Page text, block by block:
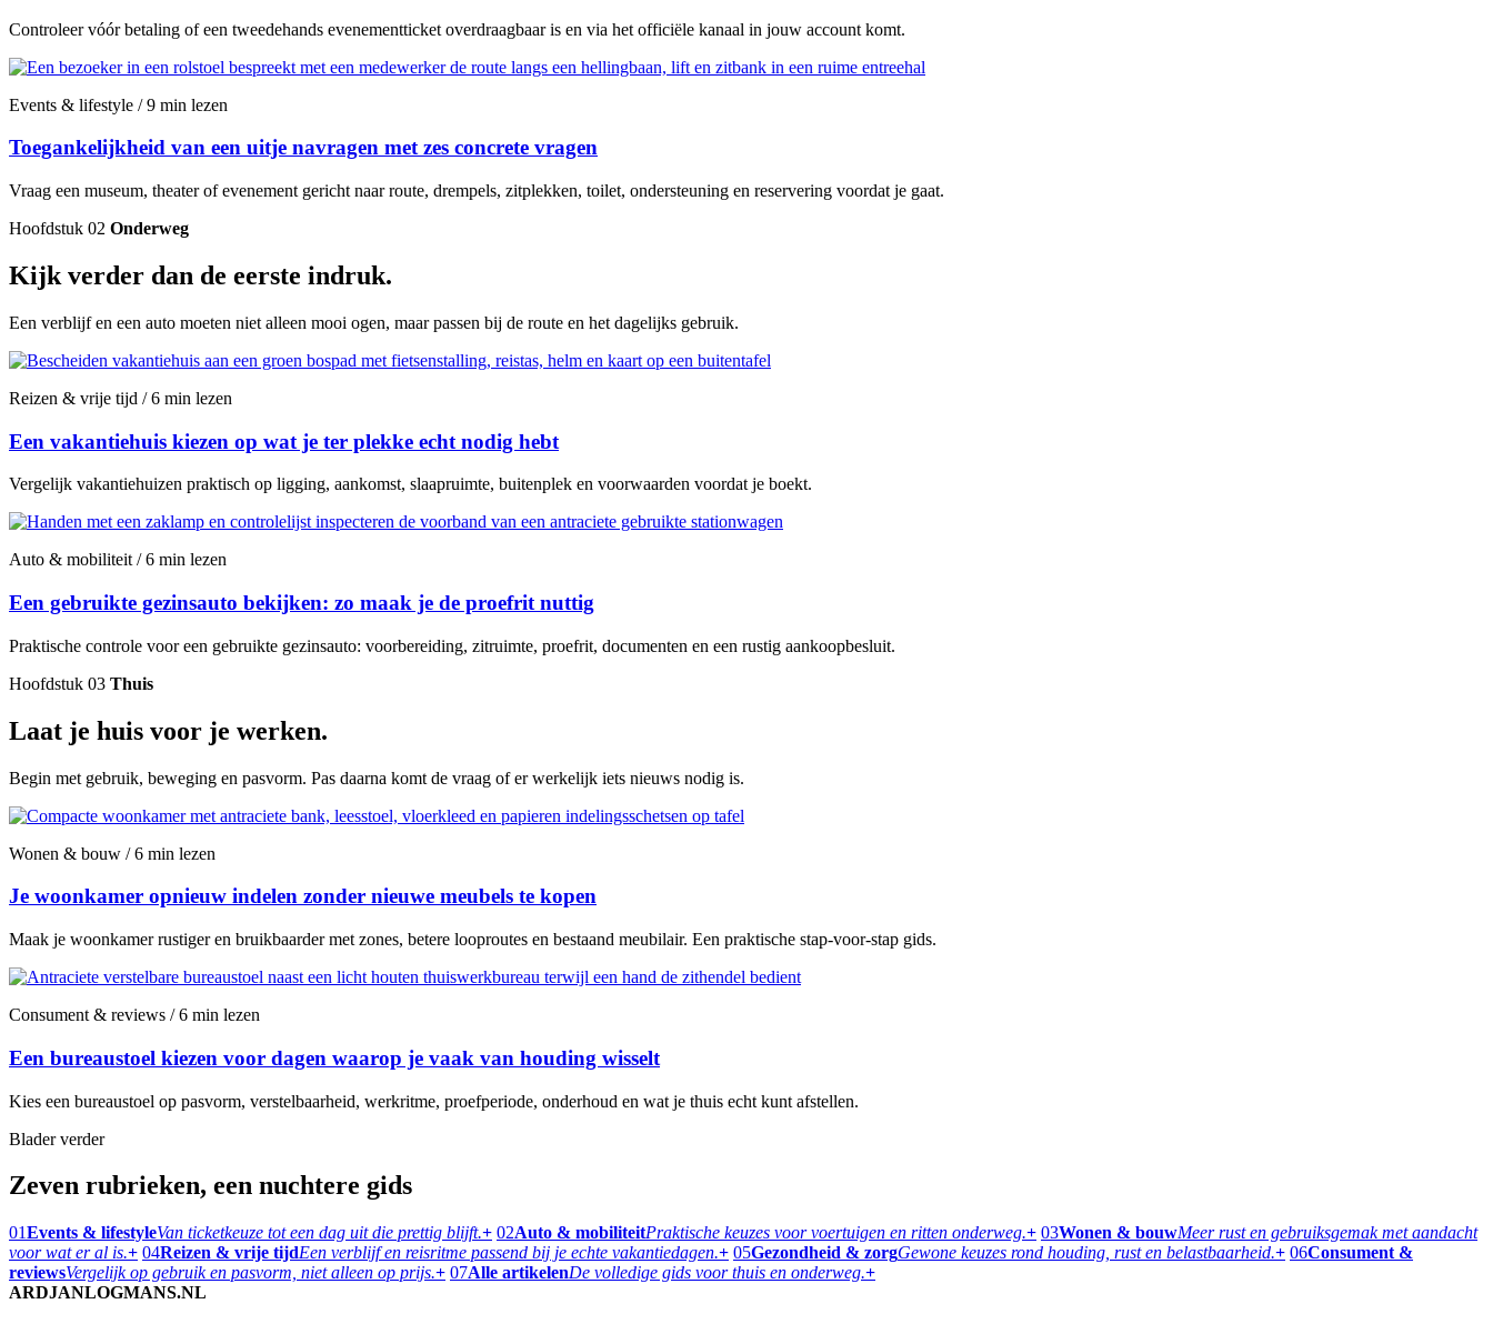
Controleer vóór betaling of een tweedehands evenementticket overdraagbaar is en via het officiële kanaal in jouw account komt.
Events & lifestyle / 9 min lezen
Toegankelijkheid van een uitje navragen met zes concrete vragen
Vraag een museum, theater of evenement gericht naar route, drempels, zitplekken, toilet, ondersteuning en reservering voordat je gaat.
Hoofdstuk 02 Onderweg
Kijk verder dan de eerste indruk.
Een verblijf en een auto moeten niet alleen mooi ogen, maar passen bij de route en het dagelijks gebruik.
Reizen & vrije tijd / 6 min lezen
Een vakantiehuis kiezen op wat je ter plekke echt nodig hebt
Vergelijk vakantiehuizen praktisch op ligging, aankomst, slaapruimte, buitenplek en voorwaarden voordat je boekt.
Auto & mobiliteit / 6 min lezen
Een gebruikte gezinsauto bekijken: zo maak je de proefrit nuttig
Praktische controle voor een gebruikte gezinsauto: voorbereiding, zitruimte, proefrit, documenten en een rustig aankoopbesluit.
Hoofdstuk 03 Thuis
Laat je huis voor je werken.
Begin met gebruik, beweging en pasvorm. Pas daarna komt de vraag of er werkelijk iets nieuws nodig is.
Wonen & bouw / 6 min lezen
Je woonkamer opnieuw indelen zonder nieuwe meubels te kopen
Maak je woonkamer rustiger en bruikbaarder met zones, betere looproutes en bestaand meubilair. Een praktische stap-voor-stap gids.
Consument & reviews / 6 min lezen
Een bureaustoel kiezen voor dagen waarop je vaak van houding wisselt
Kies een bureaustoel op pasvorm, verstelbaarheid, werkritme, proefperiode, onderhoud en wat je thuis echt kunt afstellen.
Blader verder
Zeven rubrieken, een nuchtere gids
01Events & lifestyleVan ticketkeuze tot een dag uit die prettig blijft.+ 02Auto & mobiliteitPraktische keuzes voor voertuigen en ritten onderweg.+ 03Wonen & bouwMeer rust en gebruiksgemak met aandacht
voor wat er al is.+ 04Reizen & vrije tijdEen verblijf en reisritme passend bij je echte vakantiedagen.+ 05Gezondheid & zorgGewone keuzes rond houding, rust en belastbaarheid.+ 06Consument &
reviewsVergelijk op gebruik en pasvorm, niet alleen op prijs.+ 07Alle artikelenDe volledige gids voor thuis en onderweg.+
ARDJANLOGMANS.NL